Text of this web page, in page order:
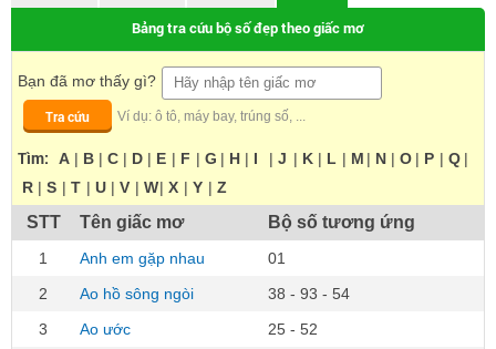
Bảng tra cứu bộ số đẹp theo giấc mơ
Bạn đã mơ thấy gì?
Tra cứu
Ví dụ: ô tô, máy bay, trúng số, ...
Tìm: A | B | C | D | E | F | G | H | I | J | K | L | M | N | O | P | Q |
R | S | T | U | V | W| X | Y | Z
STT Tên giấc mơ Bộ số tương ứng
1 Anh em gặp nhau
01
2
Ao hồ sông ngòi
38 - 93 - 54
3
Ao ước
25 - 52